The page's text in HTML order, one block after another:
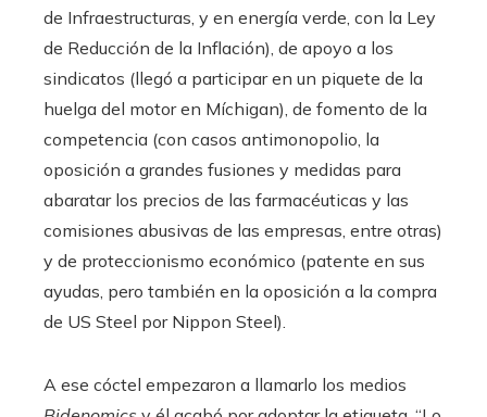
de Infraestructuras, y en energía verde, con la Ley
de Reducción de la Inflación), de apoyo a los
sindicatos (llegó a participar en un piquete de la
huelga del motor en Míchigan), de fomento de la
competencia (con casos antimonopolio, la
oposición a grandes fusiones y medidas para
abaratar los precios de las farmacéuticas y las
comisiones abusivas de las empresas, entre otras)
y de proteccionismo económico (patente en sus
ayudas, pero también en la oposición a la compra
de US Steel por Nippon Steel).
A ese cóctel empezaron a llamarlo los medios